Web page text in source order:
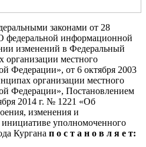
законами от 28
информационной
изменений в Федеральный
местного
Федерации», от 6 октября 2003
организации местного
Федерации», Постановлением
2014 г. № 1221 «Об
изменения и
уполномоченного
Кургана п о с т а н о в л я е т: